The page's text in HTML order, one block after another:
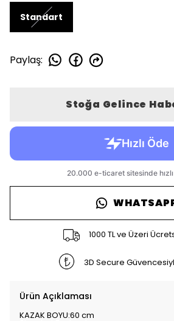
Standart
Paylaş:
Stoğa Gelince
1000 TL ve Üzeri
3D Secure
Ürün Açıklaması
KAZAK BOYU:60 cm